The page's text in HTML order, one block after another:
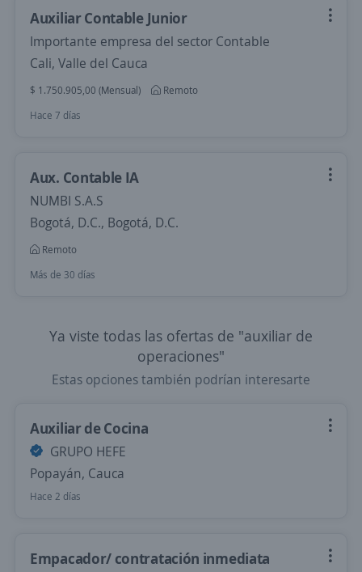
Auxiliar Contable Junior
Importante empresa del sector Contable
Cali, Valle del Cauca
$ 1.750.905,00 (Mensual)
Remoto
Hace 7 días
Aux. Contable IA
NUMBI S.A.S
Bogotá, D.C., Bogotá, D.C.
Remoto
Más de 30 días
Ya viste todas las ofertas de "auxiliar de
operaciones"
Estas opciones también podrían interesarte
Auxiliar de Cocina
GRUPO HEFE
Popayán, Cauca
Hace 2 días
Empacador/ contratación inmediata